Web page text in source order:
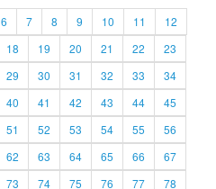
6 7 8 9 10 11
12
18 19 20 21 22
23
29 30 31 32 33
34
40 41 42 43 44
45
51 52 53 54 55
56
62 63 64 65 66
67
73 74 75 76 77 78